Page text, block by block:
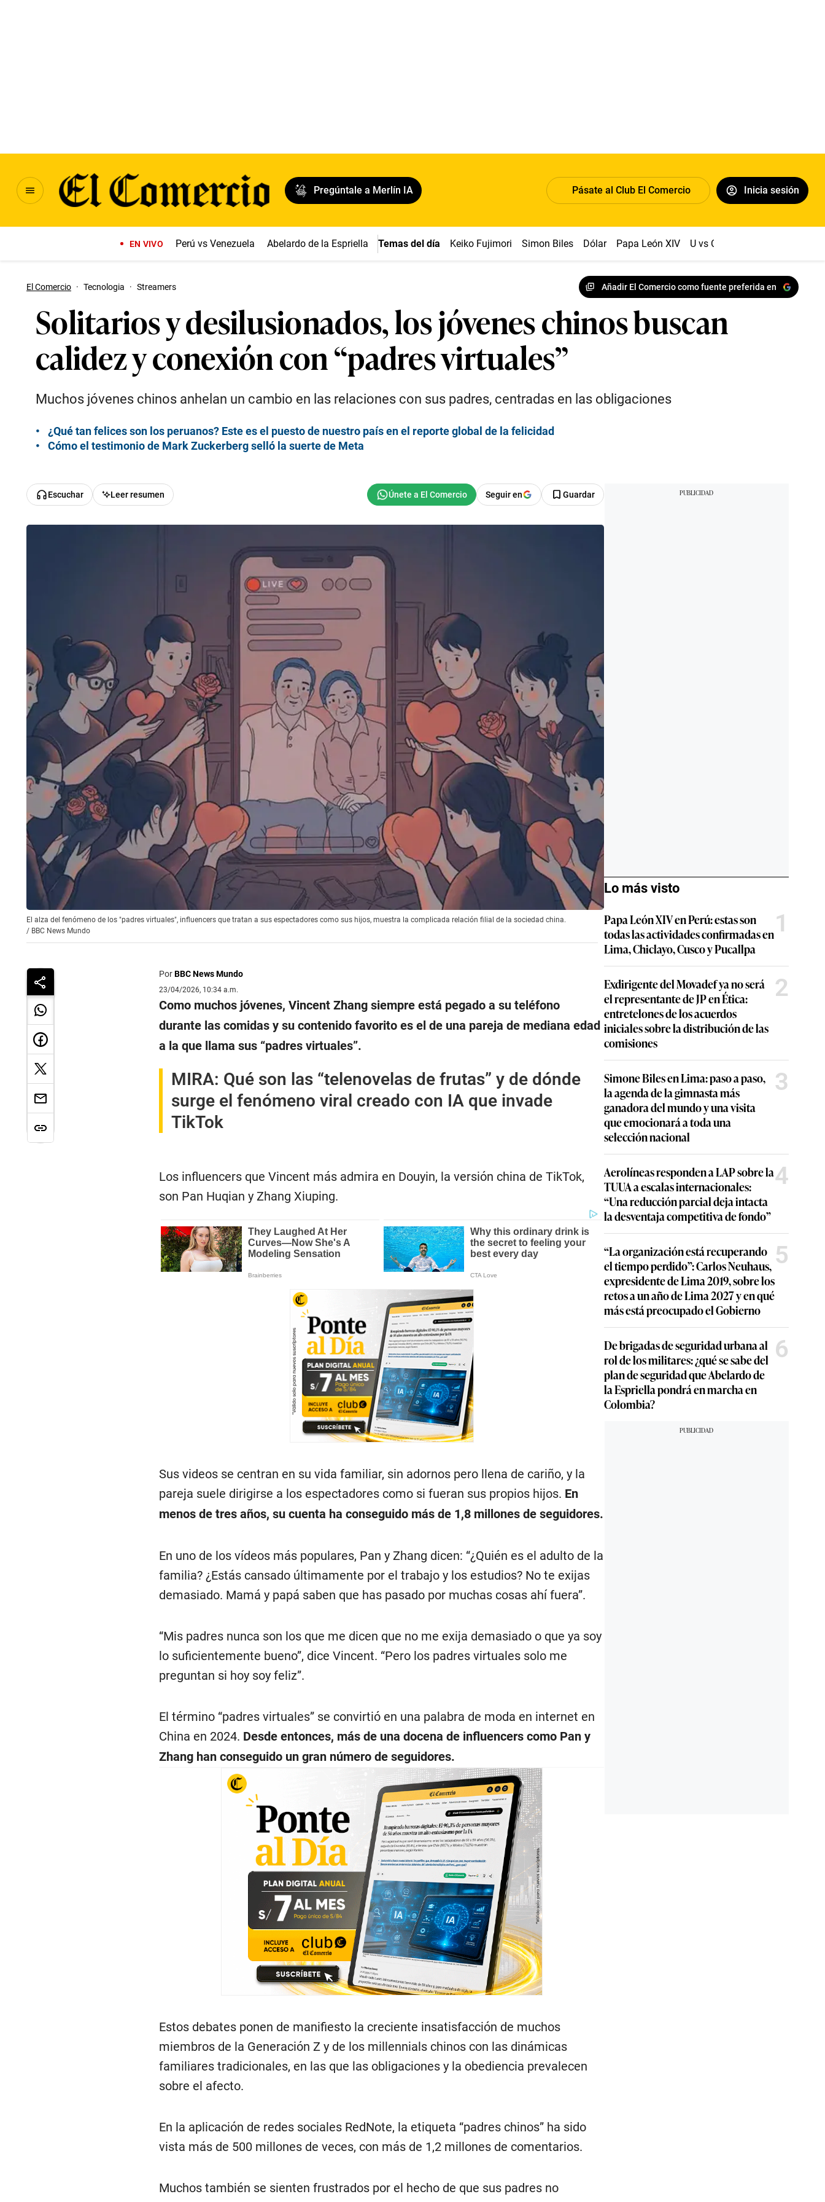
Pregúntale a Merlín IA Pásate al Club El Comercio Inicia sesión
EN VIVO Perú vs Venezuela Abelardo de la Espriella Temas del día Keiko Fujimori Simon Biles Dólar Papa León XIV U vs Cristal
El Comercio · Tecnologia · Streamers Añadir El Comercio como fuente preferida en
Solitarios y desilusionados, los jóvenes chinos buscan
calidez y conexión con “padres virtuales”
Muchos jóvenes chinos anhelan un cambio en las relaciones con sus padres, centradas en las obligaciones
¿Qué tan felices son los peruanos? Este es el puesto de nuestro país en el reporte global de la felicidad
Cómo el testimonio de Mark Zuckerberg selló la suerte de Meta
Escuchar Leer resumen Seguir en Guardar
El alza del fenómeno de los "padres virtuales", influencers que tratan a sus espectadores como sus hijos, muestra la complicada relación filial de la sociedad china.
/ BBC News Mundo
PorBBC News Mundo
23/04/2026, 10:34 a.m.
Como muchos jóvenes, Vincent Zhang siempre está pegado a su teléfono
durante las comidas y su contenido favorito es el de una pareja de mediana edad
a la que llama sus “padres virtuales”.
MIRA: Qué son las “telenovelas de frutas” y de dónde
surge el fenómeno viral creado con IA que invade
TikTok
Los influencers que Vincent más admira en Douyin, la versión china de TikTok,
son Pan Huqian y Zhang Xiuping.
Sus videos se centran en su vida familiar, sin adornos pero llena de cariño, y la
pareja suele dirigirse a los espectadores como si fueran sus propios hijos. En
menos de tres años, su cuenta ha conseguido más de 1,8 millones de seguidores.
En uno de los vídeos más populares, Pan y Zhang dicen: “¿Quién es el adulto de la
familia? ¿Estás cansado últimamente por el trabajo y los estudios? No te exijas
demasiado. Mamá y papá saben que has pasado por muchas cosas ahí fuera”.
“Mis padres nunca son los que me dicen que no me exija demasiado o que ya soy
lo suficientemente bueno”, dice Vincent. “Pero los padres virtuales solo me
preguntan si hoy soy feliz”.
El término “padres virtuales” se convirtió en una palabra de moda en internet en
China en 2024. Desde entonces, más de una docena de influencers como Pan y
Zhang han conseguido un gran número de seguidores.
Estos debates ponen de manifiesto la creciente insatisfacción de muchos
miembros de la Generación Z y de los millennials chinos con las dinámicas
familiares tradicionales, en las que las obligaciones y la obediencia prevalecen
sobre el afecto.
En la aplicación de redes sociales RedNote, la etiqueta “padres chinos” ha sido
vista más de 500 millones de veces, con más de 1,2 millones de comentarios.
Muchos también se sienten frustrados por el hecho de que sus padres no
Lo más visto
Papa León XIV en Perú: estas son
todas las actividades confirmadas en
Lima, Chiclayo, Cusco y Pucallpa
1
Exdirigente del Movadef ya no será
el representante de JP en Ética:
entretelones de los acuerdos
iniciales sobre la distribución de las
comisiones
2
Simone Biles en Lima: paso a paso,
la agenda de la gimnasta más
ganadora del mundo y una visita
que emocionará a toda una
selección nacional
3
Aerolíneas responden a LAP sobre la
TUUA a escalas internacionales:
“Una reducción parcial deja intacta
la desventaja competitiva de fondo”
4
“La organización está recuperando
el tiempo perdido”: Carlos Neuhaus,
expresidente de Lima 2019, sobre los
retos a un año de Lima 2027 y en qué
más está preocupado el Gobierno
5
De brigadas de seguridad urbana al
rol de los militares: ¿qué se sabe del
plan de seguridad que Abelardo de
la Espriella pondrá en marcha en
Colombia?
6